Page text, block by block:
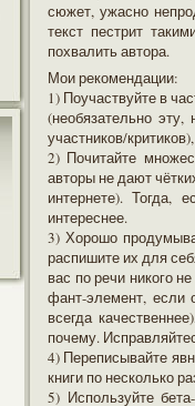
сюжет, ужасно
текст пестрит
похвалить автора.
Мои рекомендации:
1) Поучаствуйте в
(необязательно
участников/
2) Почитайте
авторы не дают
интернете). Тогда,
интереснее.
3) Хорошо
распишите их для
вас по речи никого
фант-элемент, если
всегда
почему.
4) Переписывайте
книги по несколько
5) Используйте